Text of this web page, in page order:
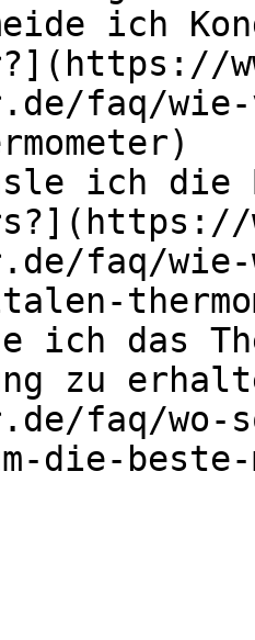
ich
faq/
ich
faq/
ich das
zu
faq/